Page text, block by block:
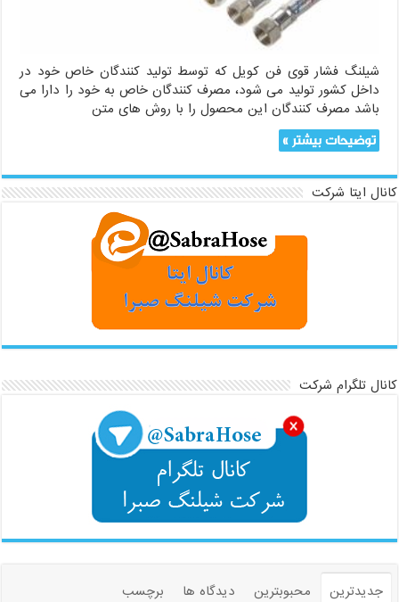
شیلنگ فشار قوی فن کویل که توسط تولید کنندگان خاص خود در
داخل کشور تولید می شود، مصرف کنندگان خاص به خود را دارا می
باشد مصرف کنندگان این محصول را با روش های متن
توضیحات بیشتر »
کانال ایتا شرکت
کانال تلگرام شرکت
جدیدترین محبوبترین دیدگاه ها
برچسب